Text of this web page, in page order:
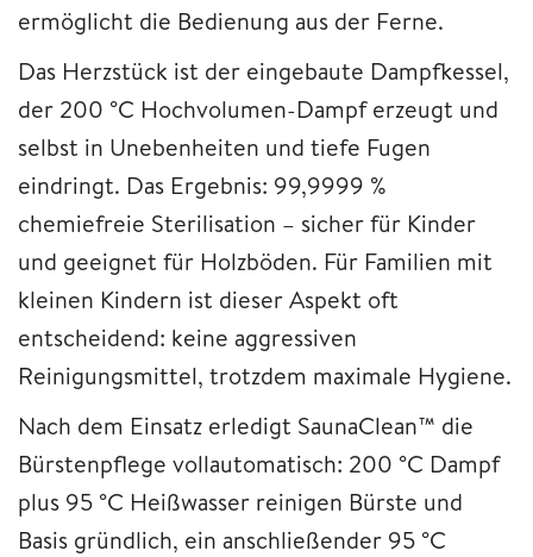
ermöglicht die Bedienung aus der Ferne.
Das Herzstück ist der eingebaute Dampfkessel,
der 200 °C Hochvolumen-Dampf erzeugt und
selbst in Unebenheiten und tiefe Fugen
eindringt. Das Ergebnis: 99,9999 %
chemiefreie Sterilisation – sicher für Kinder
und geeignet für Holzböden. Für Familien mit
kleinen Kindern ist dieser Aspekt oft
entscheidend: keine aggressiven
Reinigungsmittel, trotzdem maximale Hygiene.
Nach dem Einsatz erledigt SaunaClean™ die
Bürstenpflege vollautomatisch: 200 °C Dampf
plus 95 °C Heißwasser reinigen Bürste und
Basis gründlich, ein anschließender 95 °C